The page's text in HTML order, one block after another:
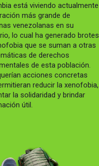
está viviendo actualmente
más grande de
venezolanas en su
lo cual ha generado brotes
que se suman a otras
de derechos
de esta población.
acciones concretas
reducir la xenofobia,
la solidaridad y brindar
útil.